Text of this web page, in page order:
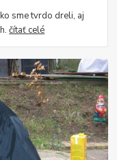
sme tvrdo dreli, aj
čítať celé